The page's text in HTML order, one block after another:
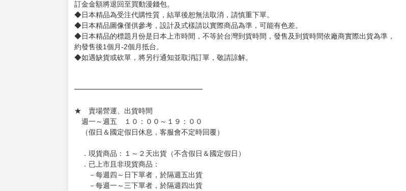
書籍有問題請不要拆封，請私訊大廚協助。
◆逾期未取且訂單取消後三個工作天內未有任何反應，將直接加入黑名單，還請下單後準時取貨。
◆書籍贈品&上市日、依出版社最終公布為主。
有時會上市前更改贈品內容或延後出版，還請注意。
◆網路購物取貨後開箱時建議全程錄影拍照存證，以保障買賣家雙方權益。
訂金金額將退回至買動漫錢包。
◆日本精品為受注代購性質，結單後恕無法取消，請慎重下單。
◆日本精品圖像僅供參考，設計及式樣請以實際商品為準，可能有色差。
約發售後1個月-2個月抵台。
◆如遇缺貨或砍單，將另行通知並取消訂單，敬請諒解。